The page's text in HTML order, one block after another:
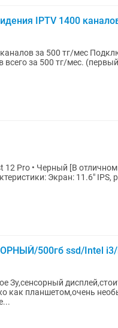
IPTV 1400
Подключим доступное Интернет-
всего за 500 тг/мес.
12 Pro • Черный [В
Экран: 11.6" IPS,
500гб ssd/Intel i3/
Зу,сенсорный
как планшетом,очень